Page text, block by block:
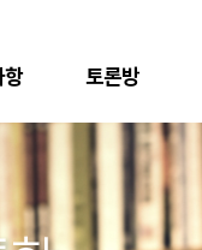
항 토론방